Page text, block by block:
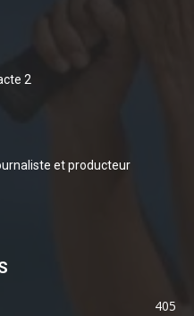
2
et producteur
405